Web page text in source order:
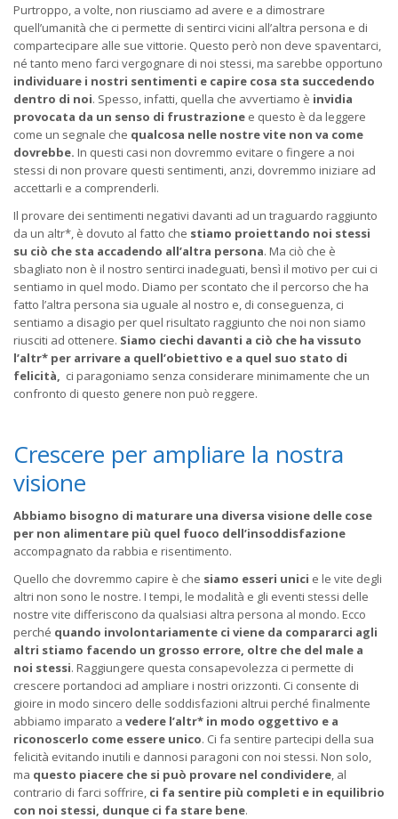
Purtroppo, a volte, non riusciamo ad avere e a dimostrare
quell’umanità che ci permette di sentirci vicini all’altra persona e di
compartecipare alle sue vittorie. Questo però non deve spaventarci,
né tanto meno farci vergognare di noi stessi, ma sarebbe opportuno
individuare i nostri sentimenti e capire cosa sta succedendo
dentro di noi. Spesso, infatti, quella che avvertiamo è invidia
provocata da un senso di frustrazione e questo è da leggere
come un segnale che qualcosa nelle nostre vite non va come
dovrebbe. In questi casi non dovremmo evitare o fingere a noi
stessi di non provare questi sentimenti, anzi, dovremmo iniziare ad
accettarli e a comprenderli.
Il provare dei sentimenti negativi davanti ad un traguardo raggiunto
da un altr*, è dovuto al fatto che stiamo proiettando noi stessi
su ciò che sta accadendo all’altra persona. Ma ciò che è
sbagliato non è il nostro sentirci inadeguati, bensì il motivo per cui ci
sentiamo in quel modo. Diamo per scontato che il percorso che ha
fatto l’altra persona sia uguale al nostro e, di conseguenza, ci
sentiamo a disagio per quel risultato raggiunto che noi non siamo
riusciti ad ottenere. Siamo ciechi davanti a ciò che ha vissuto
l’altr* per arrivare a quell’obiettivo e a quel suo stato di
felicità, ci paragoniamo senza considerare minimamente che un
confronto di questo genere non può reggere.
Crescere per ampliare la nostra
visione
Abbiamo bisogno di maturare una diversa visione delle cose
per non alimentare più quel fuoco dell’insoddisfazione
accompagnato da rabbia e risentimento.
Quello che dovremmo capire è che siamo esseri unici e le vite degli
altri non sono le nostre. I tempi, le modalità e gli eventi stessi delle
nostre vite differiscono da qualsiasi altra persona al mondo. Ecco
perché quando involontariamente ci viene da compararci agli
altri stiamo facendo un grosso errore, oltre che del male a
noi stessi. Raggiungere questa consapevolezza ci permette di
crescere portandoci ad ampliare i nostri orizzonti. Ci consente di
gioire in modo sincero delle soddisfazioni altrui perché finalmente
abbiamo imparato a vedere l’altr* in modo oggettivo e a
riconoscerlo come essere unico. Ci fa sentire partecipi della sua
felicità evitando inutili e dannosi paragoni con noi stessi. Non solo,
ma questo piacere che si può provare nel condividere, al
contrario di farci soffrire, ci fa sentire più completi e in equilibrio
con noi stessi, dunque ci fa stare bene.